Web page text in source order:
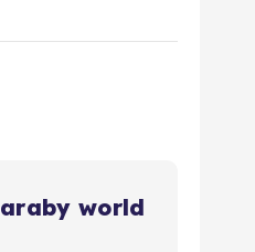
araby world